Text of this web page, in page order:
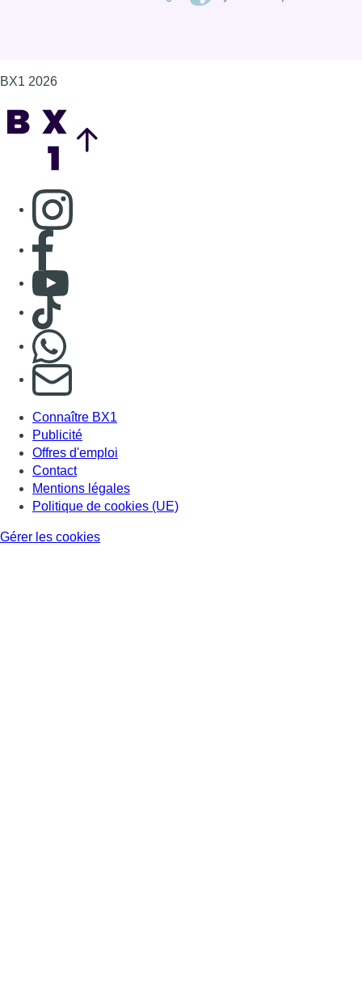
BX1 2026
Consulter page Instagram
Consulter page Facebook
Consulter Youtube
Consulter TikTok
S'abonner à notre newsletter
Connaître BX1
Publicité
Offres d'emploi
Contact
Mentions légales
Politique de cookies (UE)
Gérer les cookies